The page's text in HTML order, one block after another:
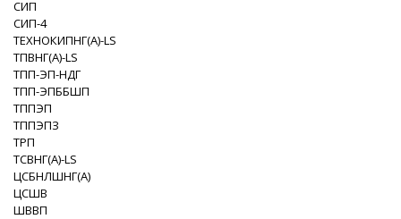
СИП
СИП-4
ТЕХНОКИПНГ(A)-LS
ТПВНГ(A)-LS
ТПП-ЭП-НДГ
ТПП-ЭПББШП
ТППЭП
ТППЭПЗ
ТРП
ТСВНГ(A)-LS
ЦСБНЛШНГ(A)
ЦСШВ
ШВВП